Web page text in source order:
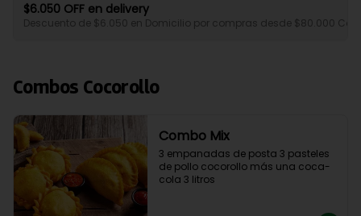
$6.050 OFF en delivery
Descuento de $6.050 en Domicilio por compras desde $80.000
Combos Cocorollo
Combo Mix
3 empanadas de posta 3 pasteles
de pollo cocorollo más una coca-
cola 3 litros